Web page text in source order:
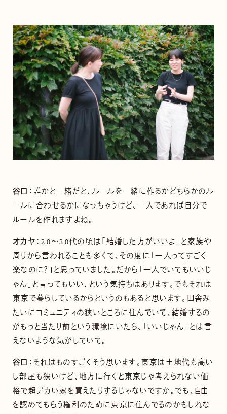
谷口：誰かと一緒だと、ルールを一緒に作るかどちらかのル
ールに合わせるかになっちゃうけど、一人であれば自分で
ルールを作れますよね。
オカヤ： 20〜30代の頃は「結婚した方がいいよ」と家族や
周りから言われることも多くて、その度に「一人ってすごく
楽なのに？」と思っていました。だから「一人でいてもいいじ
ゃん」と言ってもいい、という気持ちはあります。でもそれは
東京で暮らしているからというのもあると思います。田舎み
たいにコミュニティの狭いところに住んでいて、結婚するの
がもっと当たり前という環境にいたら、「いいじゃん」とは言
えないような気がしていて。
谷口：それはものすごくそう思います。東京は土地代も高い
し部屋も狭いけど、地方に行くと東京じゃ考えられない価
格で超デカい家を買えたりするじゃないですか。でも、自由
を認めてもらう権利のために東京に住んでるのかもしれな